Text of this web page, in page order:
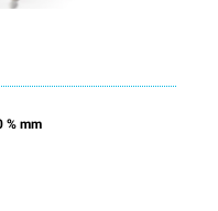
% mm